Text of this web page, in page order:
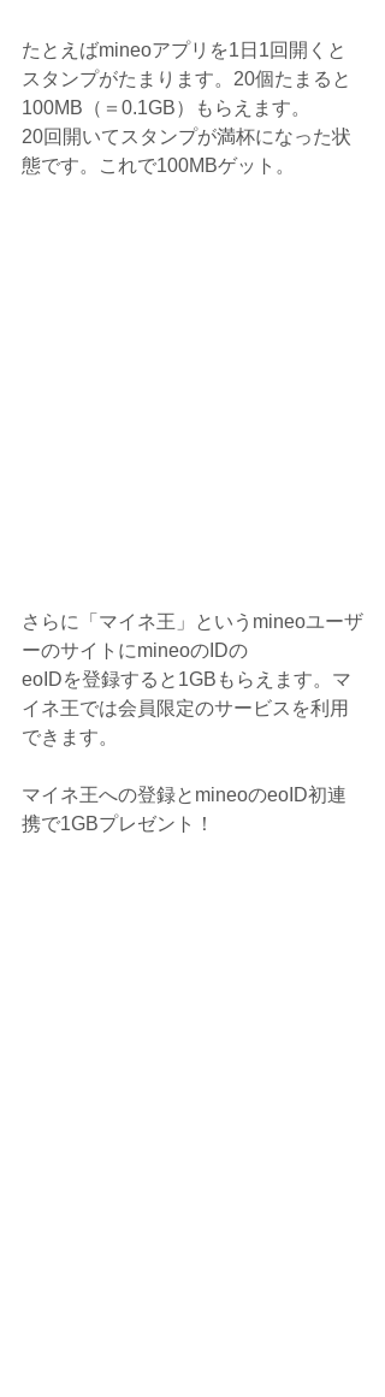
たとえばmineoアプリを1日1回開くと
スタンプがたまります。20個たまると
100MB（＝0.1GB）もらえます。
20回開いてスタンプが満杯になった状
態です。これで100MBゲット。
さらに「マイネ王」というmineoユーザ
ーのサイトにmineoのIDの
eoIDを登録すると1GBもらえます。マ
イネ王では会員限定のサービスを利用
できます。
マイネ王への登録とmineoのeoID初連
携で1GBプレゼント！